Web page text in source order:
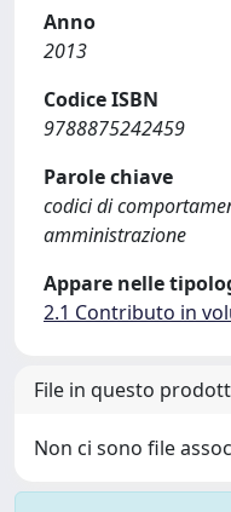
Anno
2013
Codice ISBN
9788875242459
Parole chiave
codici di
amministrazione
Appare nelle
2.1 Contributo in
File in questo
Non ci sono file